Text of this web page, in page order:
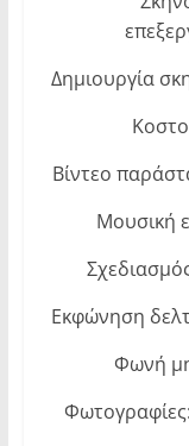
Δημιουργία
Βίντεο
Μουσική
Εκφώνηση
Φωνή
Φωτογραφίες: